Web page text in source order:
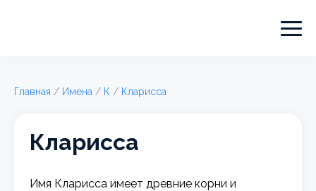
Главная / Имена / К / Кларисса
Кларисса
Имя Кларисса имеет древние корни и